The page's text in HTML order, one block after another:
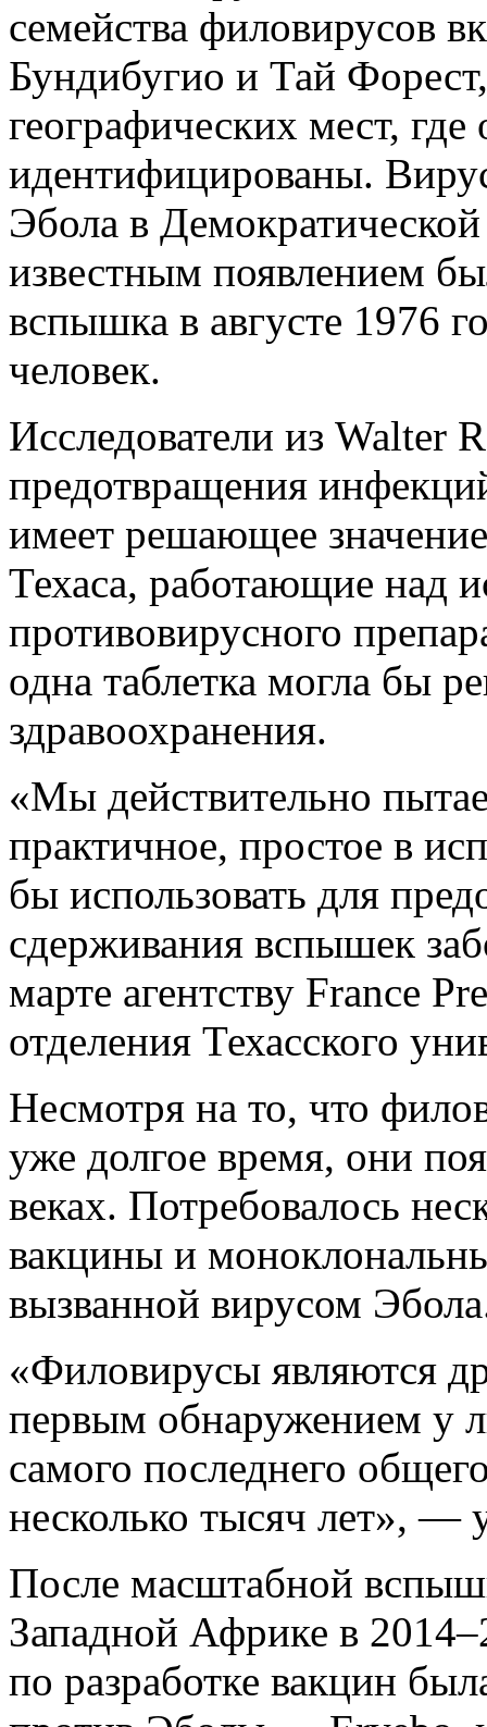
семейства филовирусов
Бундибугио и Тай
географических мест,
идентифицированы.
Эбола в
известным появлением
вспышка в августе 1976
человек.
Исследователи из Walter
предотвращения
имеет решающее
Техаса, работающие над
противовирусного
одна таблетка могла бы
здравоохранения.
«Мы действительно
практичное, простое в
бы использовать для
сдерживания вспышек
марте агентству France
отделения Техасского
Несмотря на то, что
уже долгое время, они
веках. Потребовалось
вакцины и
вызванной вирусом
«Филовирусы являются
первым обнаружением у
самого последнего
несколько тысяч лет», —
После масштабной
Западной Африке в
по разработке вакцин